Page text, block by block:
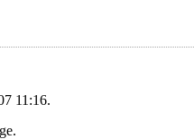
11:16.